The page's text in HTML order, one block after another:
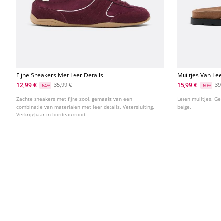
Fijne Sneakers Met Leer Details
12,99 €
-64% 35,99 €
Zachte sneakers met fijne zool, gemaakt van een
combinatie van materialen met leer details. Vetersluiting.
Verkrijgbaar in bordeauxrood.
Muiltjes Van
15,99 €
-60%
Leren muiltjes.
beige.